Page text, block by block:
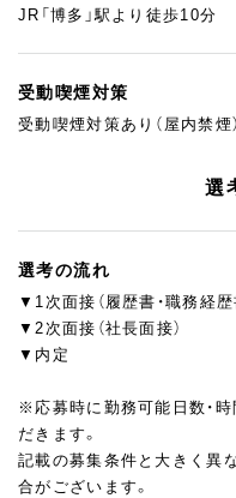
JR「博多」駅より徒歩10分
受動喫煙対策
受動喫煙対策あり（屋内禁煙）
選
選考の流れ
▼1次面接（履歴書・職務経
▼2次面接（社長面接）
▼内定
※応募時に勤務可能日数・
だきます。
記載の募集条件と大きく異
合がございます。